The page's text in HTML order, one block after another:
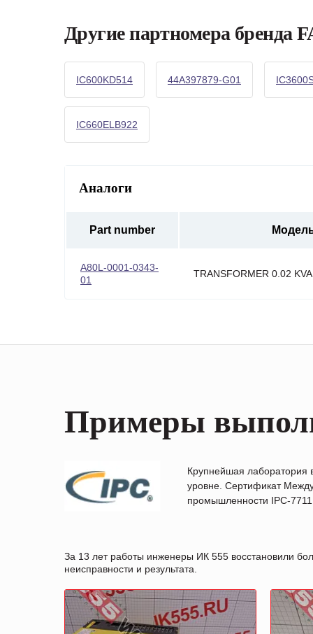
Другие партномера бренда
IC600KD514 44A397879-G01
IC660ELB922
Аналоги
Part number
A80L-0001-0343-
01
TRANSFORMER 0.02 KVA
Примеры
Крупнейшая лаборатория
уровне. Сертификат
промышленности IPC-
За 13 лет работы инженеры ИК 555 восстановили
неисправности и результата.